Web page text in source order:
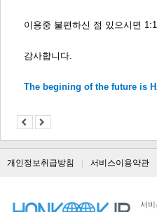
이용중 불편하신 점 있으시면
감사합니다.
The begining of the future is
개인정보취급방침 서비스이용약관
서